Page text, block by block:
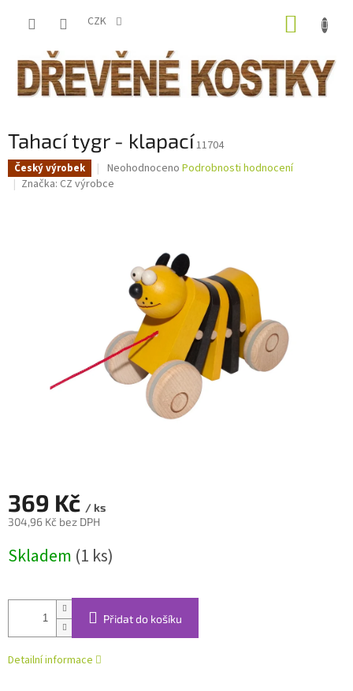
CZK
Tahací tygr - klapací11704
Český výrobek
Průměrné
hodnocení
hvězdiček.
Neohodnoceno Podrobnosti hodnocení
Značka: CZ výrobce
369 Kč / ks
304,96 Kč bez DPH
cena:
Skladem (1 ks)
Přidat do košíku
Detailní informace